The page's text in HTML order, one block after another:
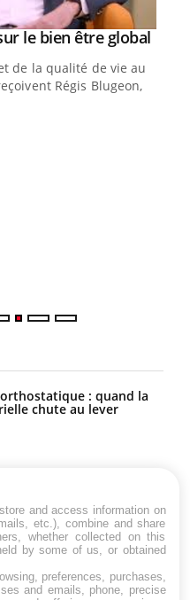
le bien être global
de la qualité de vie au
Régis Blugeon,
: quand la
chute au lever
(Sclérose latérale
and access information on
etc.), combine and share
whether collected on this
by some of us, or obtained
preferences, purchases,
and emails, phone, precise